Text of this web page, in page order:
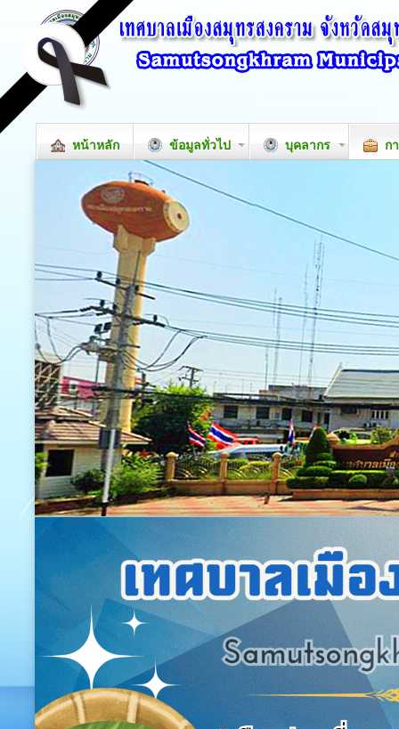
หน้าหลัก ข้อมูลทั่วไป บุคลากร ก